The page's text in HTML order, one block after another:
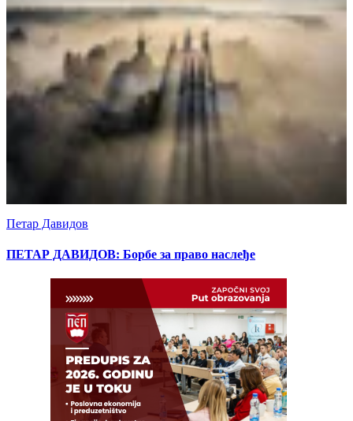
Петар Давидов
ПЕТАР ДАВИДОВ: Борбе за право наслеђе